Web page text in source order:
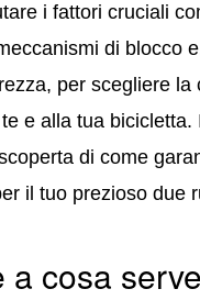
i fattori cruciali
di blocco
per scegliere la
e alla tua bicicletta.
di come
il tuo prezioso due
a cosa serve